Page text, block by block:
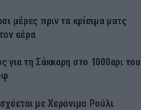
μέρες πριν τα κρίσιμα ματς
αέρα
για τη Σάκκαρη στο 1000αρι του
με Χερόνιμο Ρούλι